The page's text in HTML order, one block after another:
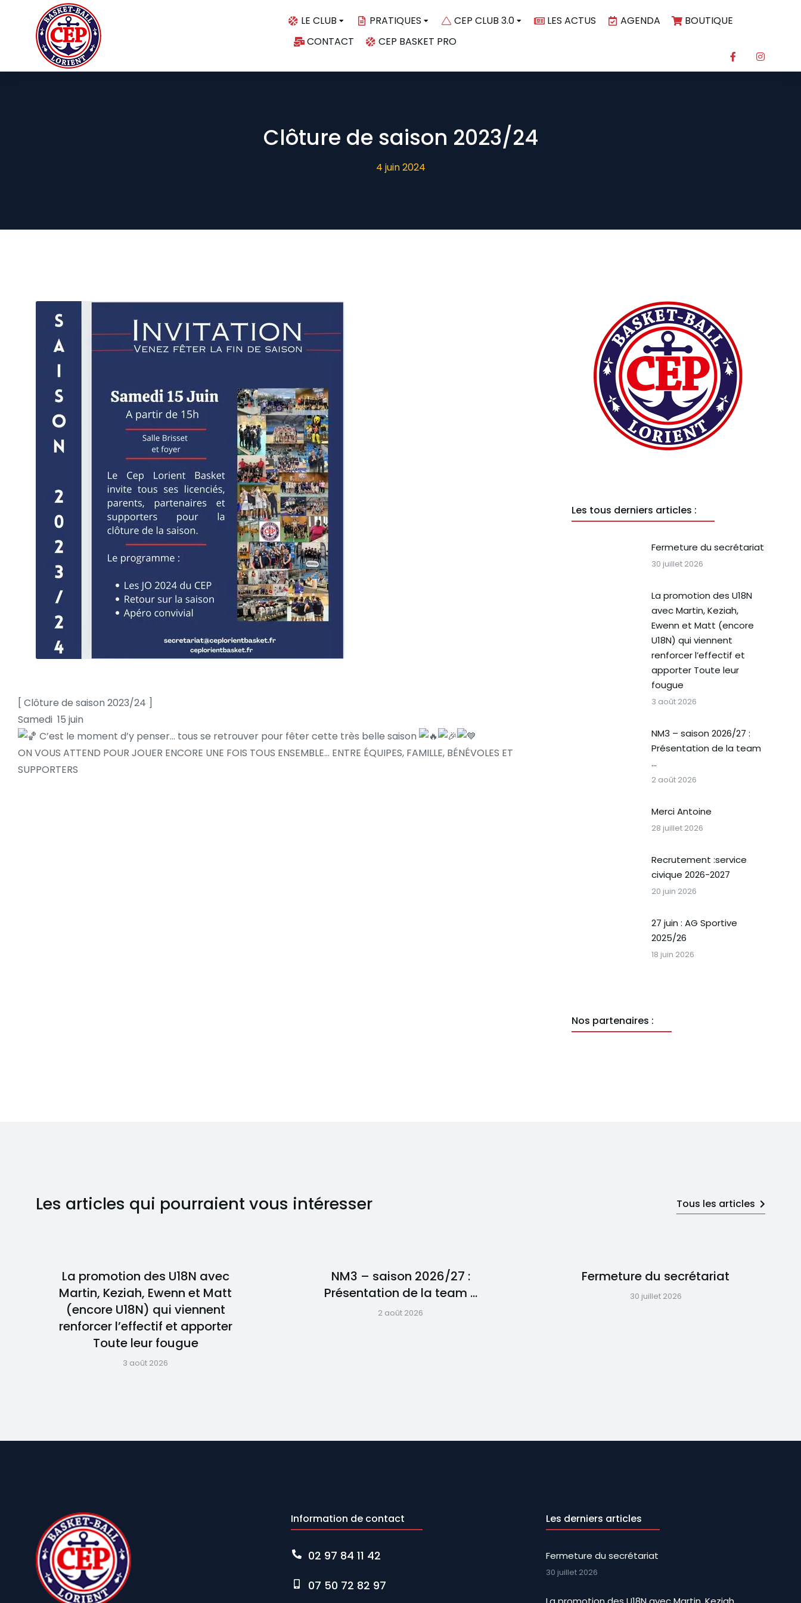
LE CLUB PRATIQUES CEP CLUB 3.0 LES ACTUS AGENDA
BOUTIQUE
CONTACT
CEP BASKET PRO
Clôture de saison 2023/24
4 juin 2024
[ Clôture de saison 2023/24 ]
Samedi 15 juin
C’est le moment d’y penser… tous se retrouver pour fêter cette très belle saison
ON VOUS ATTEND POUR JOUER ENCORE UNE FOIS TOUS ENSEMBLE… ENTRE ÉQUIPES, FAMILLE, BÉNÉVOLES ET
SUPPORTERS
Les tous derniers articles :
Fermeture du secrétariat
30 juillet 2026
La promotion des U18N
avec Martin, Keziah,
Ewenn et Matt (encore
U18N) qui viennent
renforcer l’effectif et
apporter Toute leur
fougue
3 août 2026
NM3 – saison 2026/27 :
Présentation de la team
…
2 août 2026
Merci Antoine
28 juillet 2026
Recrutement :service
civique 2026-2027
20 juin 2026
27 juin : AG Sportive
2025/26
18 juin 2026
Nos partenaires :
Les articles qui pourraient vous intéresser Tous les articles
La promotion des U18N avec
Martin, Keziah, Ewenn et Matt
(encore U18N) qui viennent
renforcer l’effectif et apporter
Toute leur fougue
3 août 2026
NM3 – saison 2026/27 :
Présentation de la team …
2 août 2026
Fermeture du secrétariat
30 juillet 2026
Information de contact
02 97 84 11 42
07 50 72 82 97
Les derniers articles
Fermeture du secrétariat
30 juillet 2026